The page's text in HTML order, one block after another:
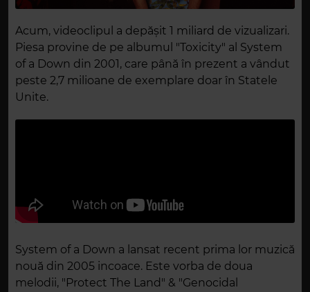
Acum, videoclipul a depășit 1 miliard de vizualizari.
Piesa provine de pe albumul "Toxicity" al System
of a Down din 2001, care până în prezent a vândut
peste 2,7 milioane de exemplare doar în Statele
Unite.
System of a Down a lansat recent prima lor muzică
nouă din 2005 incoace. Este vorba de doua
melodii, "Protect The Land" & "Genocidal